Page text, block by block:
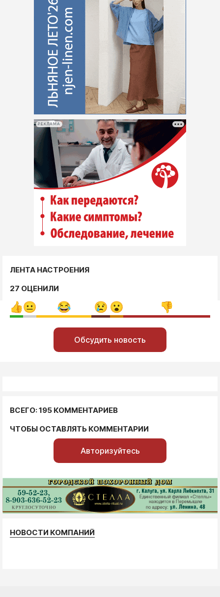
РЕКЛАМА
ЛЕНТА НАСТРОЕНИЯ
27 ОЦЕНИЛИ
Обсудить новость
ВСЕГО: 195 КОММЕНТАРИЕВ
ЧТОБЫ ОСТАВЛЯТЬ КОММЕНТАРИИ
Авторизуйтесь
НОВОСТИ КОМПАНИЙ